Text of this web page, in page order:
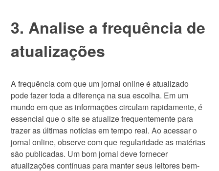
3. Analise a frequência de
atualizações
A frequência com que um jornal online é atualizado
pode fazer toda a diferença na sua escolha. Em um
mundo em que as informações circulam rapidamente, é
essencial que o site se atualize frequentemente para
trazer as últimas notícias em tempo real. Ao acessar o
jornal online, observe com que regularidade as matérias
são publicadas. Um bom jornal deve fornecer
atualizações contínuas para manter seus leitores bem-